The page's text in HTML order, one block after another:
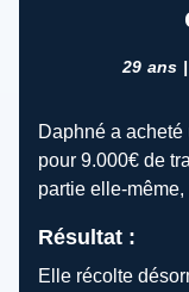
29 ans
Daphné a
pour 9.000€ de
partie elle-
Résultat :
Elle récolte